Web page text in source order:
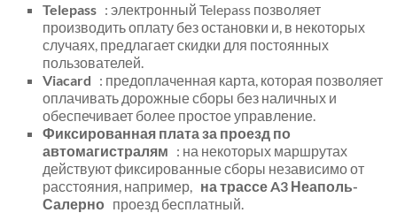
Telepass : электронный Telepass позволяет
производить оплату без остановки и, в некоторых
случаях, предлагает скидки для постоянных
пользователей.
Viacard : предоплаченная карта, которая позволяет
оплачивать дорожные сборы без наличных и
обеспечивает более простое управление.
Фиксированная плата за проезд по
автомагистралям : на некоторых маршрутах
действуют фиксированные сборы независимо от
расстояния, например, на трассе A3 Неаполь-
Салерно проезд бесплатный.